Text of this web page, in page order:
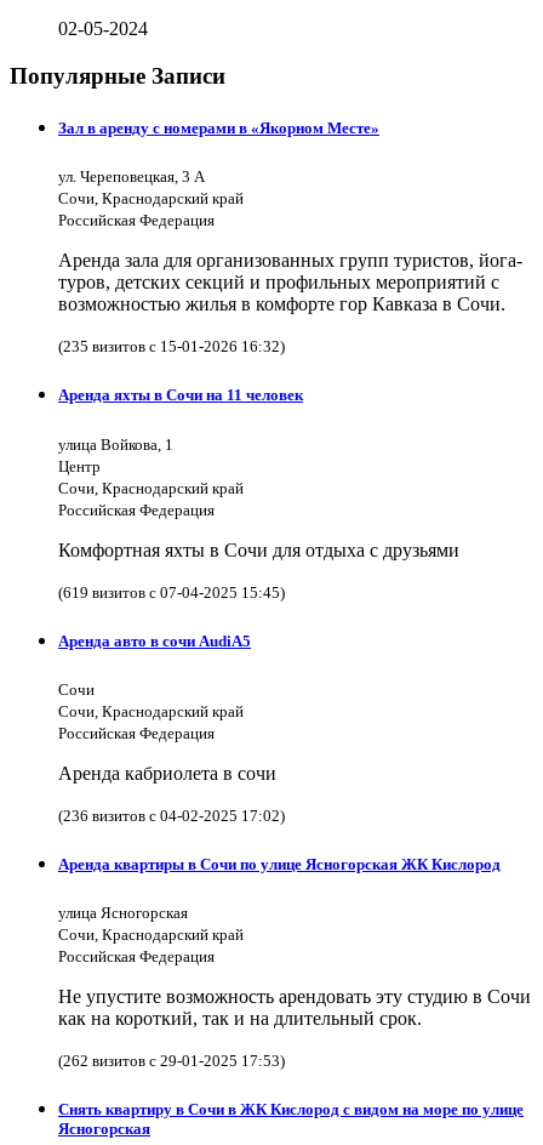
02-05-2024
Популярные Записи
Зал в аренду с номерами в «Якорном Месте»
ул. Череповецкая, 3 А
Сочи, Краснодарский край
Российская Федерация
Аренда зала для организованных групп туристов, йога-
туров, детских секций и профильных мероприятий с
возможностью жилья в комфорте гор Кавказа в Сочи.
(235 визитов с 15-01-2026 16:32)
Аренда яхты в Сочи на 11 человек
улица Войкова, 1
Центр
Сочи, Краснодарский край
Российская Федерация
Комфортная яхты в Сочи для отдыха с друзьями
(619 визитов с 07-04-2025 15:45)
Аренда авто в сочи AudiA5
Сочи
Сочи, Краснодарский край
Российская Федерация
Аренда кабриолета в сочи
(236 визитов с 04-02-2025 17:02)
Аренда квартиры в Сочи по улице Ясногорская ЖК Кислород
улица Ясногорская
Сочи, Краснодарский край
Российская Федерация
Не упустите возможность арендовать эту студию в Сочи
как на короткий, так и на длительный срок.
(262 визитов с 29-01-2025 17:53)
Снять квартиру в Сочи в ЖК Кислород с видом на море по улице
Ясногорская